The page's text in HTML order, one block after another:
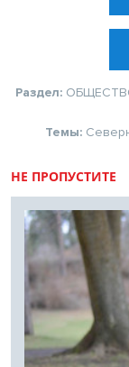
Раздел:
Темы:
НЕ ПРОПУСТИТЕ